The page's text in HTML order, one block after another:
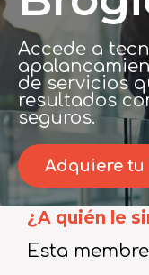
Accede a
de servicios
resultados
seguros.
Adquiere tu
¿A quién le
Esta